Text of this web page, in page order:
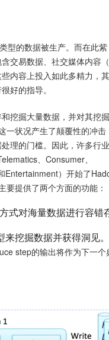
型的数据被生产。而在此紫
交易数据、社交媒体内容
内容上投入如此多精力，
好的指导。
挖掘大量数据，并对其挖
一状况产生了颠覆性的冲击
理的门槛。因此，许多行业
、Consumer、
Entertainment）开始了
提供了两个方面的功能：
式对海量数据进行容错
来挖掘数据并获得洞见。
step的输出将作为下一个